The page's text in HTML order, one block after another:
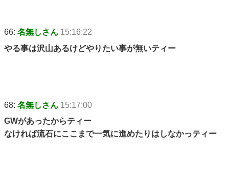
66: 名無しさん 15:16:22
やる事は沢山あるけどやりたい事が無いティー
68: 名無しさん 15:17:00
GWがあったからティー
なければ流石にここまで一気に進めたりはしなかっティー